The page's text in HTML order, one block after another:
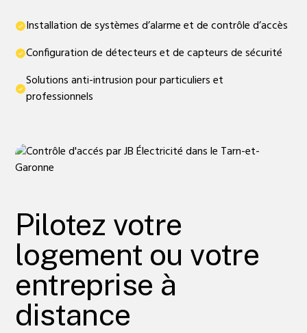
Installation de systèmes d’alarme et de contrôle d’accès
Configuration de détecteurs et de capteurs de sécurité
Solutions anti-intrusion pour particuliers et
professionnels
Pilotez votre
logement ou votre
entreprise à
distance